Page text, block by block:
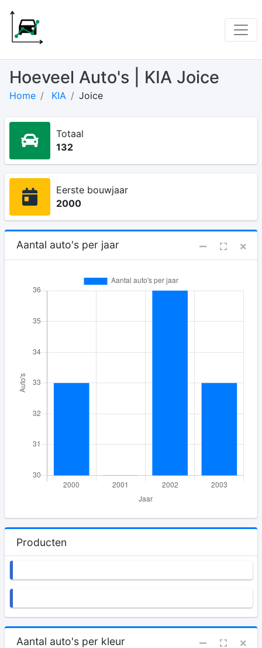
Hoeveel Auto's | KIA Joice
Home KIA Joice
Totaal
132
Eerste bouwjaar
2000
Aantal auto's per jaar
Producten
Aantal auto's per kleur